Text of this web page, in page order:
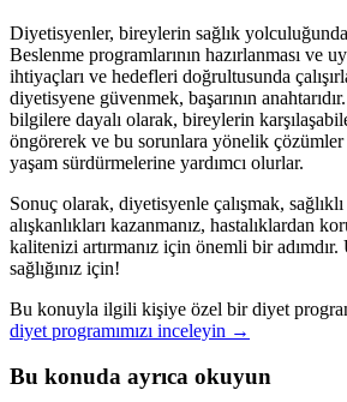
Diyetisyenler, bireylerin sağlık
Beslenme programlarının hazırlanması ve
ihtiyaçları ve hedefleri doğrultusunda
diyetisyene güvenmek, başarının
bilgilere dayalı olarak, bireylerin
öngörerek ve bu sorunlara yönelik çözümler
yaşam sürdürmelerine yardımcı olurlar.
Sonuç olarak, diyetisyenle çalışmak,
alışkanlıkları kazanmanız, hastalıklardan
kalitenizi artırmanız için önemli bir adımdır.
sağlığınız için!
Bu konuyla ilgili kişiye özel bir diyet
diyet programımızı inceleyin →
Bu konuda ayrıca okuyun